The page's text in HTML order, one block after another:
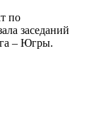
по
заседаний
– Югры.